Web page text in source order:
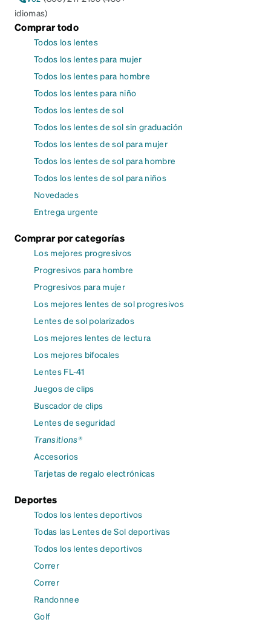
idiomas)
Comprar todo
Todos los lentes
Todos los lentes para mujer
Todos los lentes para hombre
Todos los lentes para niño
Todos los lentes de sol
Todos los lentes de sol sin graduación
Todos los lentes de sol para mujer
Todos los lentes de sol para hombre
Todos los lentes de sol para niños
Novedades
Entrega urgente
Comprar por categorías
Los mejores progresivos
Progresivos para hombre
Progresivos para mujer
Los mejores lentes de sol progresivos
Lentes de sol polarizados
Los mejores lentes de lectura
Los mejores bifocales
Lentes FL-41
Juegos de clips
Buscador de clips
Lentes de seguridad
Transitions®
Accesorios
Tarjetas de regalo electrónicas
Deportes
Todos los lentes deportivos
Todas las Lentes de Sol deportivas
Todos los lentes deportivos
Correr
Correr
Randonnee
Golf